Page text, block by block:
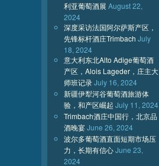
利亚葡萄酒展 August 22,
2024
深度采访法国阿尔萨斯产区，
先锋标杆酒庄Trimbach July
18, 2024
意大利东北Alto Adige葡萄酒
产区，Alois Lageder，庄主大
师班记录July 16, 2024
新疆伊犁河谷葡萄酒旅游体
验，和产区崛起 July 11, 2024
Trimbach酒庄中国行，北京品
酒晚宴June 26, 2024
波尔多葡萄酒直面短期市场压
力，长期有信心June 23,
2024